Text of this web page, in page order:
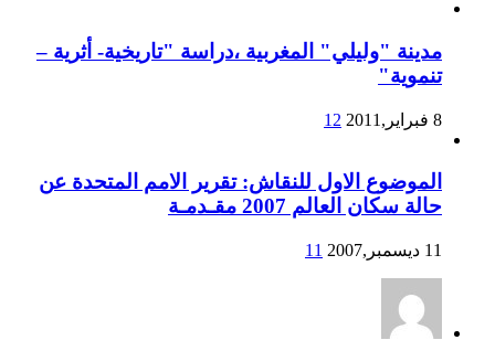
مدينة "وليلي" المغربية ،دراسة "تاريخية- أثرية –
تنموية"
8 فبراير,2011 12
الموضوع الاول للنقاش: تقرير الامم المتحدة عن
حالة سكان العالم 2007 مقـدمـة
11 ديسمبر,2007 11